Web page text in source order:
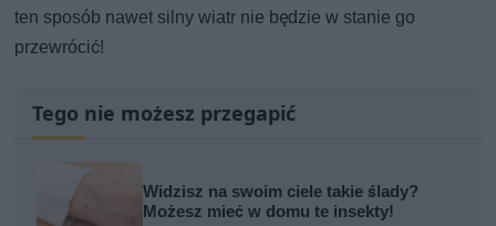
ten sposób nawet silny wiatr nie będzie w stanie go
przewrócić!
Tego nie możesz przegapić
Widzisz na swoim ciele takie ślady?
Możesz mieć w domu te insekty!